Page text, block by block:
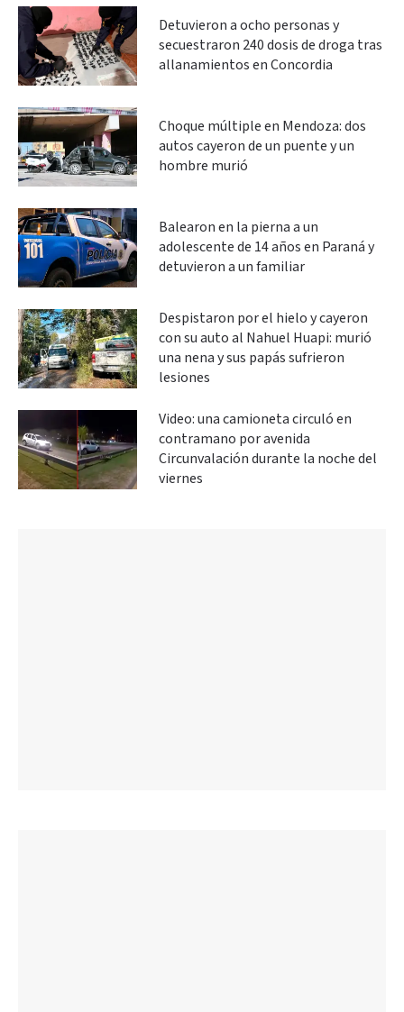
Detuvieron a ocho personas y
secuestraron 240 dosis de droga tras
allanamientos en Concordia
Choque múltiple en Mendoza: dos
autos cayeron de un puente y un
hombre murió
Balearon en la pierna a un
adolescente de 14 años en Paraná y
detuvieron a un familiar
Despistaron por el hielo y cayeron
con su auto al Nahuel Huapi: murió
una nena y sus papás sufrieron
lesiones
Video: una camioneta circuló en
contramano por avenida
Circunvalación durante la noche del
viernes